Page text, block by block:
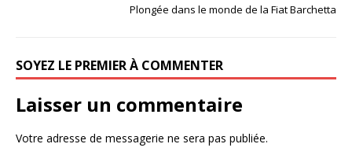
Plongée dans le monde de la Fiat Barchetta
SOYEZ LE PREMIER À COMMENTER
Laisser un commentaire
Votre adresse de messagerie ne sera pas publiée.